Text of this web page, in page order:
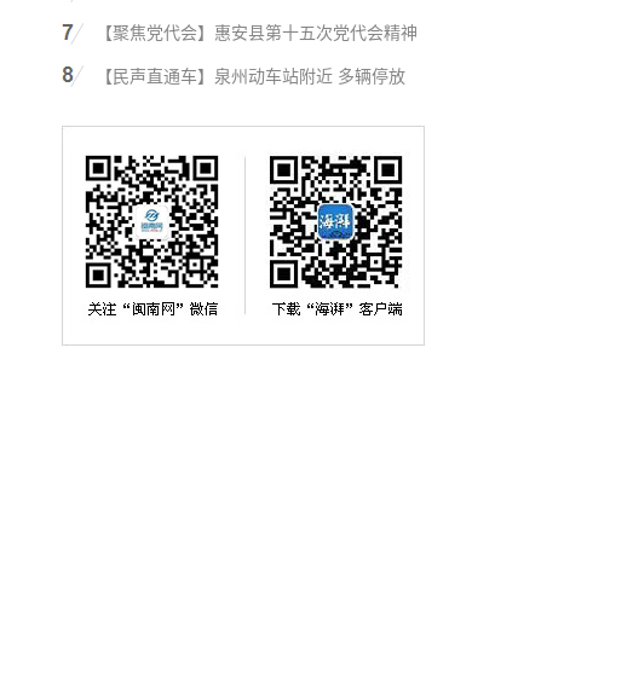
【聚焦党代会】惠安县第十五次党代会精神
【民声直通车】泉州动车站附近 多辆停放